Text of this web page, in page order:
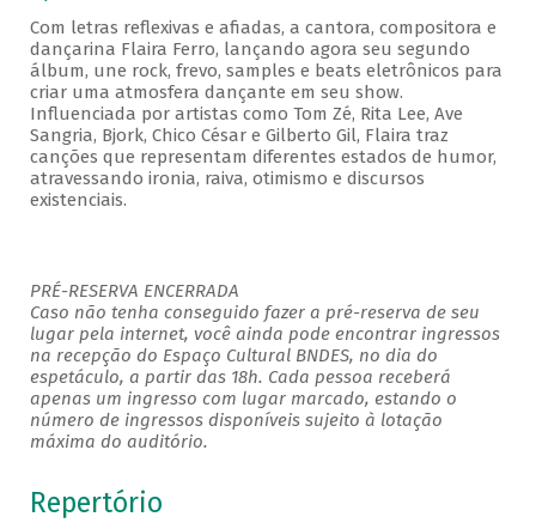
Com letras reflexivas e afiadas, a cantora, compositora e
dançarina Flaira Ferro, lançando agora seu segundo
álbum, une rock, frevo, samples e beats eletrônicos para
criar uma atmosfera dançante em seu show.
Influenciada por artistas como Tom Zé, Rita Lee, Ave
Sangria, Bjork, Chico César e Gilberto Gil, Flaira traz
canções que representam diferentes estados de humor,
atravessando ironia, raiva, otimismo e discursos
existenciais.
PRÉ-RESERVA ENCERRADA
Caso não tenha conseguido fazer a pré-reserva de seu
lugar pela internet, você ainda pode encontrar ingressos
na recepção do Espaço Cultural BNDES, no dia do
espetáculo, a partir das 18h. Cada pessoa receberá
apenas um ingresso com lugar marcado, estando o
número de ingressos disponíveis sujeito à lotação
máxima do auditório.
Repertório